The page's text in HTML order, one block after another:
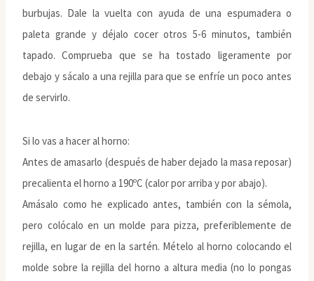
burbujas. Dale la vuelta con ayuda de una espumadera o
paleta grande y déjalo cocer otros 5-6 minutos, también
tapado. Comprueba que se ha tostado ligeramente por
debajo y sácalo a una rejilla para que se enfríe un poco antes
de servirlo.
Si lo vas a hacer al horno:
Antes de amasarlo (después de haber dejado la masa reposar)
precalienta el horno a 190ºC (calor por arriba y por abajo).
Amásalo como he explicado antes, también con la sémola,
pero colócalo en un molde para pizza, preferiblemente de
rejilla, en lugar de en la sartén. Mételo al horno colocando el
molde sobre la rejilla del horno a altura media (no lo pongas